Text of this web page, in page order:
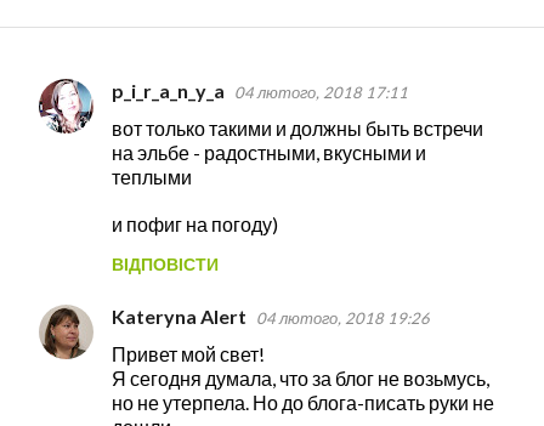
К
а
р
p_i_r_a_n_y_a 04 лютого, 2018 17:11
вот только такими и должны быть встречи
на эльбе - радостными, вкусными и
теплыми
и пофиг на погоду)
ВІДПОВІСТИ
Kateryna Alert 04 лютого, 2018 19:26
Привет мой свет!
Я сегодня думала, что за блог не возьмусь,
но не утерпела. Но до блога-писать руки не